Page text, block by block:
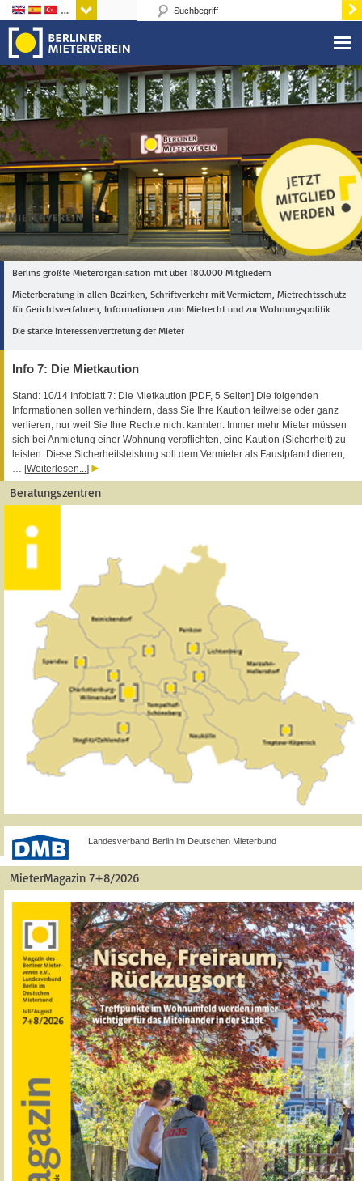
Sprachen
Berlins größte Mieterorganisation mit über 180.000 Mitgliedern
Mieterberatung in allen Bezirken, Schriftverkehr mit Vermietern, Mietrechtsschutz
für Gerichtsverfahren, Informationen zum Mietrecht und zur Wohnungspolitik
Die starke Interessenvertretung der Mieter
Info 7: Die Mietkaution
Stand: 10/14 Infoblatt 7: Die Mietkaution [PDF, 5 Seiten] Die folgenden
Informationen sollen verhindern, dass Sie Ihre Kaution teilweise oder ganz
verlieren, nur weil Sie Ihre Rechte nicht kannten. Immer mehr Mieter müssen
sich bei Anmietung einer Wohnung verpflichten, eine Kaution (Sicherheit) zu
leisten. Diese Sicherheitsleistung soll dem Vermieter als Faustpfand dienen,
[Weiterlesen...]
Beratungszentren
Landesverband Berlin im Deutschen Mieterbund
MieterMagazin 7+8/2026